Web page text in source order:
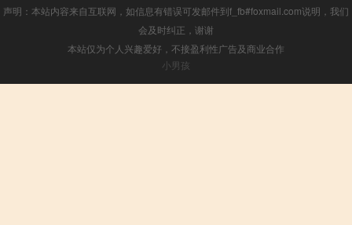
声明：本站内容来自互联网，如信息有错误可发邮件到f_fb#foxmail.com说明，我们
会及时纠正，谢谢
本站仅为个人兴趣爱好，不接盈利性广告及商业合作
小男孩